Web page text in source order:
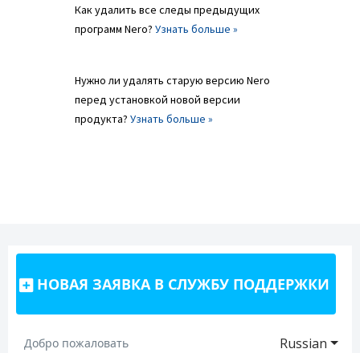
Как удалить все следы предыдущих
программ Nero? Узнать больше »
Нужно ли удалять старую версию Nero
перед установкой новой версии
продукта? Узнать больше »
НОВАЯ ЗАЯВКА В СЛУЖБУ ПОДДЕРЖКИ
Russian
Добро пожаловать